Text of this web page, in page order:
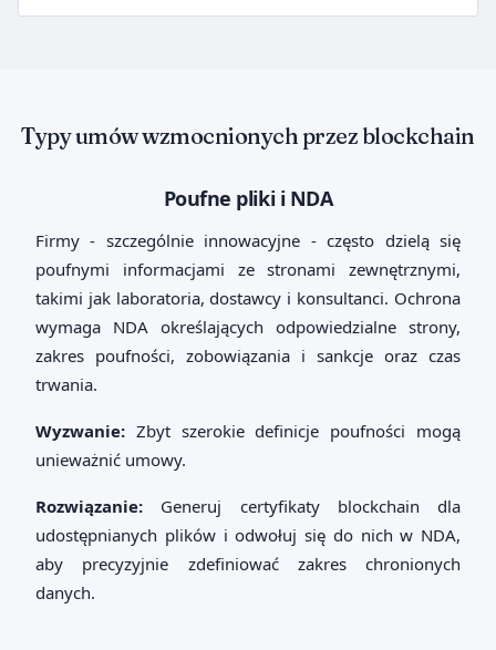
Typy umów wzmocnionych przez blockchain
Poufne pliki i NDA
Firmy - szczególnie innowacyjne - często dzielą się
poufnymi informacjami ze stronami zewnętrznymi,
takimi jak laboratoria, dostawcy i konsultanci. Ochrona
wymaga NDA określających odpowiedzialne strony,
zakres poufności, zobowiązania i sankcje oraz czas
trwania.
Wyzwanie: Zbyt szerokie definicje poufności mogą
unieważnić umowy.
Rozwiązanie: Generuj certyfikaty blockchain dla
udostępnianych plików i odwołuj się do nich w NDA,
aby precyzyjnie zdefiniować zakres chronionych
danych.